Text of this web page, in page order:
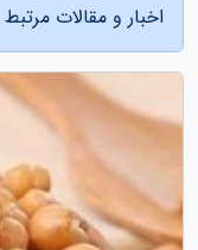
اخبار و مقالات مرتبط